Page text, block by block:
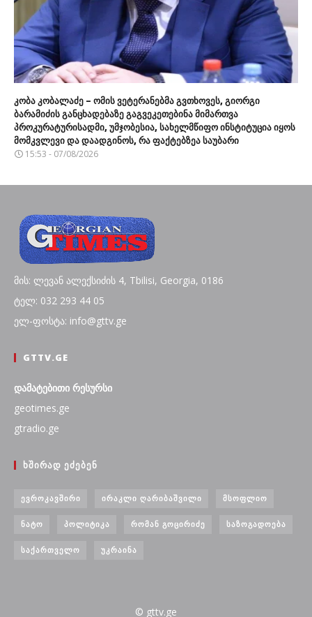
კობა კობალაძე – ომის ვეტერანებმა გვთხოვეს, გიორგი
ბარამიძის განცხადებაზე გაგვეკეთებინა მიმართვა
პროკურატურისადმი, უმჯობესია, სახელმწიფო ინსტიტუცია იყოს
მომკვლევი და დაადგინოს, რა ფაქტებზეა საუბარი
15:53 - 07/08/2026
მის: ლევან ალექსიძის 4, Tbilisi, Georgia, 0186
ტელ: 032 293 44 05
ელ-ფოსტა: info@gttv.ge
GTTV.GE
დამატებითი რესურსი
geotimes.ge
gtradio.ge
ᲮᲨᲘᲠᲐᲓ ᲔᲫᲔᲑᲔᲜ
ᲔᲕᲠᲝᲙᲐᲕᲨᲘᲠᲘ ᲘᲠᲐᲙᲚᲘ ᲦᲐᲠᲘᲑᲐᲨᲕᲘᲚᲘ ᲛᲡᲝᲤᲚᲘᲝ
ᲜᲐᲢᲝ ᲞᲝᲚᲘᲢᲘᲙᲐ ᲠᲝᲛᲐᲜ ᲒᲝᲪᲘᲠᲘᲫᲔ ᲡᲐᲖᲝᲒᲐᲓᲝᲔᲑᲐ
ᲡᲐᲥᲐᲠᲗᲕᲔᲚᲝ ᲣᲙᲠᲐᲘᲜᲐ
© gttv.ge